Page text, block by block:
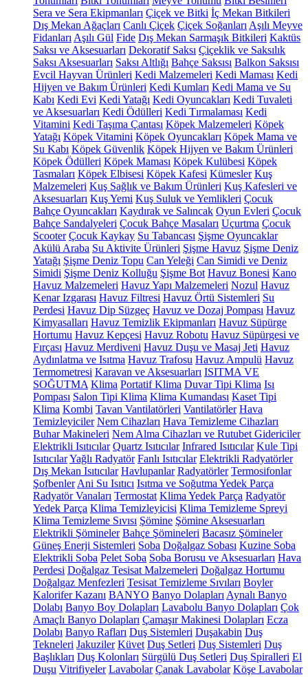
Sera ve Sera Ekipmanları Çiçek ve Bitki İç Mekan Bitkileri
Dış Mekan Ağaçları Canlı Çiçek Çiçek Soğanları Aşılı Meyve
Fidanları Aşılı Gül Fide Dış Mekan Sarmaşık Bitkileri Kaktüs
Saksı ve Aksesuarları Dekoratif Saksı Çiçeklik ve Saksılık
Saksı Aksesuarları Saksı Altlığı Bahçe Saksısı Balkon Saksısı
Evcil Hayvan Ürünleri Kedi Malzemeleri Kedi Maması Kedi
Hijyen ve Bakım Ürünleri Kedi Kumları Kedi Mama ve Su
Kabı Kedi Evi Kedi Yatağı Kedi Oyuncakları Kedi Tuvaleti
ve Aksesuarları Kedi Ödülleri Kedi Tırmalaması Kedi
Vitamini Kedi Taşıma Çantası Köpek Malzemeleri Köpek
Yatağı Köpek Vitamini Köpek Oyuncakları Köpek Mama ve
Su Kabı Köpek Güvenlik Köpek Hijyen ve Bakım Ürünleri
Köpek Ödülleri Köpek Maması Köpek Kulübesi Köpek
Tasmaları Köpek Elbisesi Köpek Kafesi Kümesler Kuş
Malzemeleri Kuş Sağlık ve Bakım Ürünleri Kuş Kafesleri ve
Aksesuarları Kuş Yemi Kuş Suluk ve Yemlikleri Çocuk
Bahçe Oyuncakları Kaydırak ve Salıncak Oyun Evleri Çocuk
Bahçe Sandalyeleri Çocuk Bahçe Masaları Uçurtma Çocuk
Scooter Çocuk Kaykay Su Tabancası Şişme Oyuncaklar
Akülü Araba Su Aktivite Ürünleri Şişme Havuz Şişme Deniz
Yatağı Şişme Deniz Topu Can Yeleği Can Simidi ve Deniz
Simidi Şişme Deniz Kolluğu Şişme Bot Havuz Bonesi Kano
Havuz Malzemeleri Havuz Yapı Malzemeleri Nozul Havuz
Kenar Izgarası Havuz Filtresi Havuz Örtü Sistemleri Su
Perdesi Havuz Dip Süzgeç Havuz ve Dozaj Pompası Havuz
Kimyasalları Havuz Temizlik Ekipmanları Havuz Süpürge
Hortumu Havuz Kepçesi Havuz Robotu Havuz Süpürgesi ve
Fırçası Havuz Merdiveni Havuz Duşu ve Masaj Jeti Havuz
Aydınlatma ve Isıtma Havuz Trafosu Havuz Ampulü Havuz
Termometresi Karavan ve Aksesuarları ISITMA VE
SOĞUTMA Klima Portatif Klima Duvar Tipi Klima Isı
Pompası Salon Tipi Klima Klima Kumandası Kaset Tipi
Klima Kombi Tavan Vantilatörleri Vantilatörler Hava
Temizleyiciler Nem Cihazları Hava Temizleme Cihazları
Buhar Makineleri Nem Alma Cihazları ve Rutubet Gidericiler
Elektrikli Isıtıcılar Quartz Isıtıcılar Infrared Isıtıcılar Kule Tipi
IsıtıcılarYağlı Radyatör Fanlı Isıtıcılar Elektrikli Radyatörler
Dış Mekan Isıtıcılar Havlupanlar Radyatörler Termosifonlar
Şofbenler Ani Su Isıtıcı Isıtma ve Soğutma Yedek Parça
Radyatör Vanaları Termostat Klima Yedek Parça Radyatör
Yedek Parça Klima Temizleyicisi Klima Temizleme Spreyi
Klima Temizleme Sıvısı Şömine Şömine Aksesuarları
Elektrikli Şömineler Bahçe Şömineleri Bacasız Şömineler
Güneş Enerji Sistemleri Soba Doğalgaz Sobası Kuzine Soba
Elektrikli Soba Pelet Soba Soba Borusu ve Aksesuarları Hava
Perdesi Doğalgaz Tesisat Malzemeleri Doğalgaz Hortumu
Doğalgaz Menfezleri Tesisat Temizleme Sıvıları Boyler
Kalorifer Kazanı BANYO Banyo Dolapları Aynalı Banyo
Dolabı Banyo Boy Dolapları Lavabolu Banyo Dolapları Çok
Amaçlı Banyo Dolapları Çamaşır Makinesi Dolapları Ecza
Dolabı Banyo Rafları Duş Sistemleri Duşakabin Duş
Tekneleri Jakuziler Küvet Duş Setleri Duş Sistemleri Duş
Başlıkları Duş Kolonları Sürgülü Duş Setleri Duş Spiralleri El
Duşu Vitrifiyeler Lavabolar Çanak Lavabolar Köşe Lavabolar